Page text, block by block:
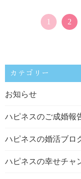
1 2
カテゴリー
お知らせ
ハピネスのご成婚報
ハピネスの婚活ブロ
ハピネスの幸せチャ